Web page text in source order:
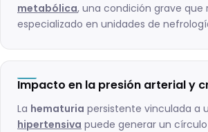
metabólica, una condición grave que
especializado en unidades de
Impacto en la presión arterial y
La hematuria persistente vinculada a
hipertensiva puede generar un